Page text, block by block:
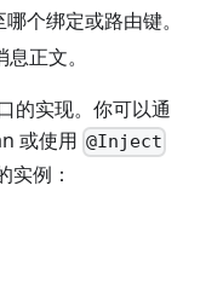
个绑定或路由键。
正文。
的实现。你可以通
或使用 @Inject
实例：